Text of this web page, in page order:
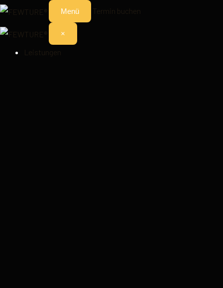
Menü Termin buchen
×
Leistungen